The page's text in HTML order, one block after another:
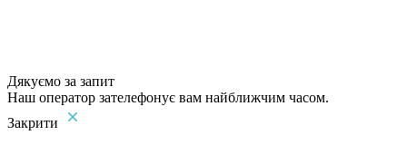
Дякуємо за запит
Наш оператор зателефонує вам найближчим часом.
Закрити